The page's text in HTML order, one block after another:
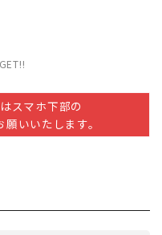
スマホ下部の
いいたします。